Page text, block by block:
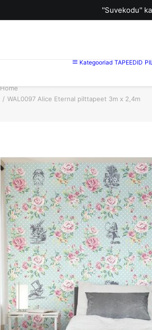
''Suvekodu''
Kategooriad TAPEEDID
Home
WAL0097 Alice Eternal pilttapeet 3m x 2,4m